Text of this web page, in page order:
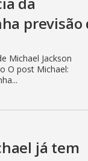
previsão
Michael Jackson
O post Michael:
já tem